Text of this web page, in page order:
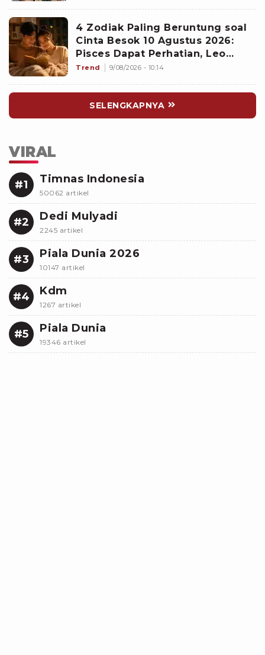
4 Zodiak Paling Beruntung soal
Cinta Besok 10 Agustus 2026:
Pisces Dapat Perhatian, Leo
Makin Dekat dengan Si Dia
Trend 9/08/2026 - 10:14
SELENGKAPNYA
VIRAL
#1 Timnas Indonesia
50062 artikel
#2 Dedi Mulyadi
2245 artikel
#3 Piala Dunia 2026
10147 artikel
#4 Kdm
1267 artikel
#5 Piala Dunia
19346 artikel